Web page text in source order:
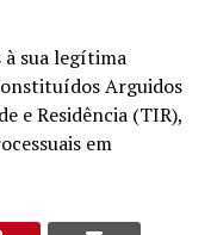
sua legítima
Arguidos
e Residência (TIR),
em